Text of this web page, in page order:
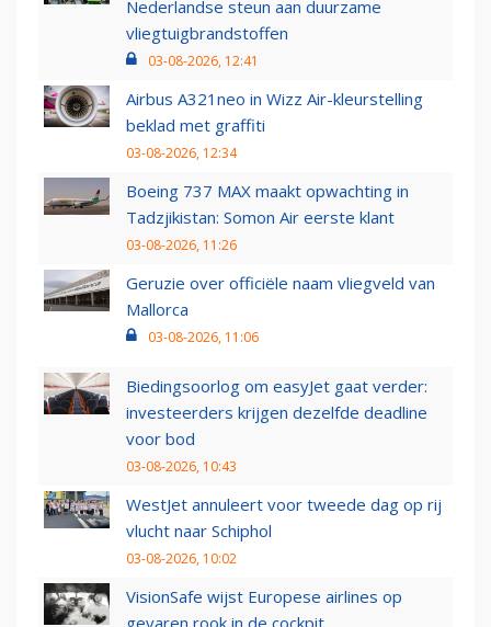
Nederlandse steun aan duurzame
vliegtuigbrandstoffen
03-08-2026, 12:41
Airbus A321neo in Wizz Air-kleurstelling
beklad met graffiti
03-08-2026, 12:34
Boeing 737 MAX maakt opwachting in
Tadzjikistan: Somon Air eerste klant
03-08-2026, 11:26
Geruzie over officiële naam vliegveld van
Mallorca
03-08-2026, 11:06
Biedingsoorlog om easyJet gaat verder:
investeerders krijgen dezelfde deadline
voor bod
03-08-2026, 10:43
WestJet annuleert voor tweede dag op rij
vlucht naar Schiphol
03-08-2026, 10:02
VisionSafe wijst Europese airlines op